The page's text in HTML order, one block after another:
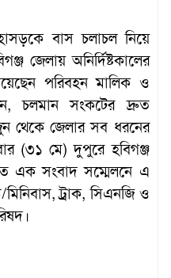
বাস চলাচল নিয়ে
জেলায় অনির্দিষ্টকালের
পরিবহন মালিক ও
চলমান সংকটের দ্রুত
থেকে জেলার সব ধরনের
(৩১ মে) দুপুরে হবিগঞ্জ
এক সংবাদ সম্মেলনে এ
ট্রাক, সিএনজি ও